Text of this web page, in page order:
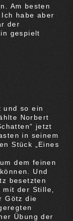
Am besten
habe aber
der
gespielt
und so ein
Norbert
jetzt
in seinem
Stück „Eines
dem feinen
Und
besetzten
der Stille,
Götz die
Übung der